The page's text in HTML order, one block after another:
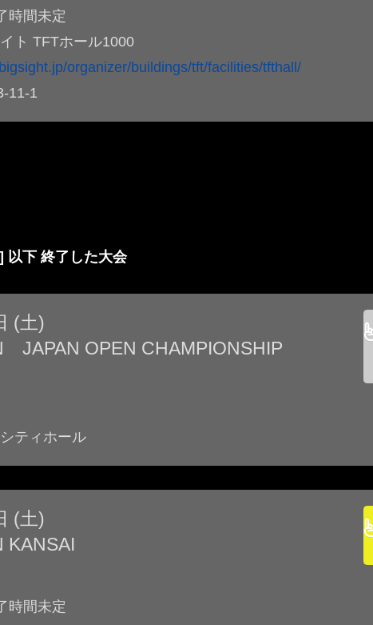
時間未定
ト TFTホール1000
organizer/buildings/tft/facilities/tfthall/
11-1
以下 終了した大会
(土)
JAPAN OPEN CHAMPIONSHIP
ティホール
(土)
KANSAI
時間未定